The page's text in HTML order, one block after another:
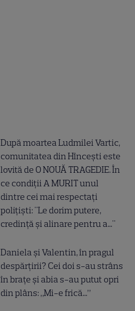
După moartea Ludmilei Vartic,
comunitatea din Hîncești este
lovită de O NOUĂ TRAGEDIE. În
ce condiții A MURIT unul
dintre cei mai respectați
polițiști: "Le dorim putere,
credință și alinare pentru a..."
Daniela și Valentin, în pragul
despărțirii? Cei doi s-au strâns
în brațe și abia s-au putut opri
din plâns: „Mi-e frică...”